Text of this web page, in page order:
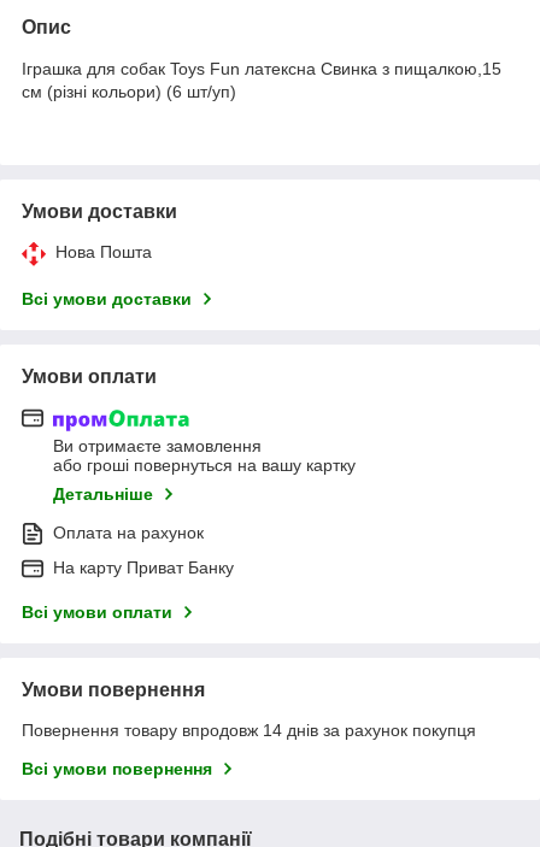
Опис
Іграшка для собак Toys Fun латексна Свинка з пищалкою,15
см (різні кольори) (6 шт/уп)
Умови доставки
Нова Пошта
Всі умови доставки
Умови оплати
Ви отримаєте замовлення
або гроші повернуться на вашу картку
Детальніше
Оплата на рахунок
На карту Приват Банку
Всі умови оплати
Умови повернення
Повернення товару впродовж 14 днів за рахунок покупця
Всі умови повернення
Подібні товари компанії